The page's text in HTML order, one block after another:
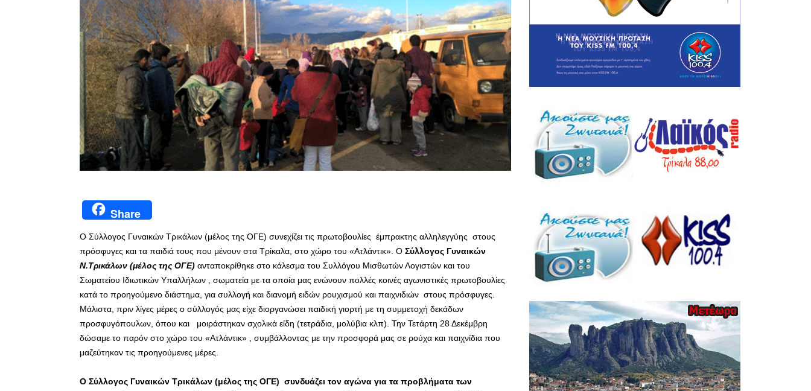
Share
Ο Σύλλογος Γυναικών Τρικάλων (μέλος της ΟΓΕ) συνεχίζει τις πρωτοβουλίες έμπρακτης αλληλεγγύης στους
πρόσφυγες και τα παιδιά τους που μένουν στα Τρίκαλα, στο χώρο του «Ατλάντικ». Ο Σύλλογος Γυναικών
Ν.Τρικάλων (μέλος της ΟΓΕ) ανταποκρίθηκε στο κάλεσμα του Συλλόγου Μισθωτών Λογιστών και του
Σωματείου Ιδιωτικών Υπαλλήλων , σωματεία με τα οποία μας ενώνουν πολλές κοινές αγωνιστικές πρωτοβουλίες
κατά το προηγούμενο διάστημα, για συλλογή και διανομή ειδών ρουχισμού και παιχνιδιών στους πρόσφυγες.
Μάλιστα, πριν λίγες μέρες ο σύλλογός μας είχε διοργανώσει παιδική γιορτή με τη συμμετοχή δεκάδων
προσφυγόπουλων, όπου και μοιράστηκαν σχολικά είδη (τετράδια, μολύβια κλπ). Την Τετάρτη 28 Δεκέμβρη
δώσαμε το παρόν στο χώρο του «Ατλάντικ» , συμβάλλοντας με την προσφορά μας σε ρούχα και παιχνίδια που
μαζεύτηκαν τις προηγούμενες μέρες.
Ο Σύλλογος Γυναικών Τρικάλων (μέλος της ΟΓΕ) συνδυάζει τον αγώνα για τα προβλήματα των